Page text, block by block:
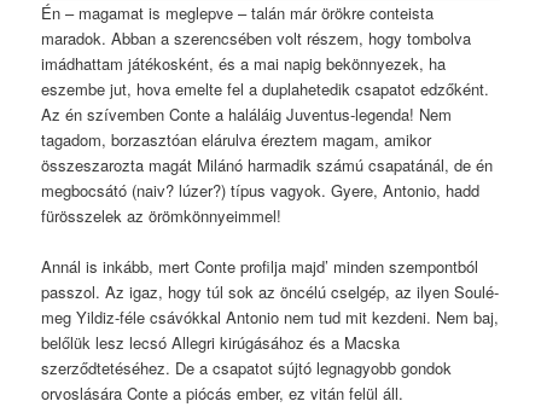
Én – magamat is meglepve – talán már örökre conteista
maradok. Abban a szerencsében volt részem, hogy tombolva
imádhattam játékosként, és a mai napig bekönnyezek, ha
eszembe jut, hova emelte fel a duplahetedik csapatot edzőként.
Az én szívemben Conte a haláláig Juventus-legenda! Nem
tagadom, borzasztóan elárulva éreztem magam, amikor
összeszarozta magát Milánó harmadik számú csapatánál, de én
megbocsátó (naiv? lúzer?) típus vagyok. Gyere, Antonio, hadd
fürösszelek az örömkönnyeimmel!
Annál is inkább, mert Conte profilja majd’ minden szempontból
passzol. Az igaz, hogy túl sok az öncélú cselgép, az ilyen Soulé-
meg Yildiz-féle csávókkal Antonio nem tud mit kezdeni. Nem baj,
belőlük lesz lecsó Allegri kirúgásához és a Macska
szerződtetéséhez. De a csapatot sújtó legnagyobb gondok
orvoslására Conte a piócás ember, ez vitán felül áll.